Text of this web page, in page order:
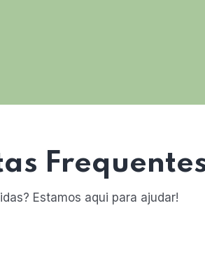
Estamos aqui para ajudar!